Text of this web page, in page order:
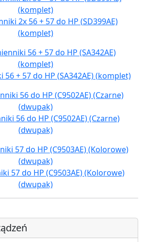
2x 56 + 57 do HP (SD399AE)
(komplet)
56 + 57 do HP (SA342AE) (komplet)
56 do HP (C9502AE) (Czarne)
(dwupak)
57 do HP (C9503AE) (Kolorowe)
(dwupak)